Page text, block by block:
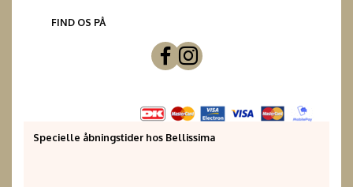
FIND OS PÅ
Specielle åbningstider hos Bellissima